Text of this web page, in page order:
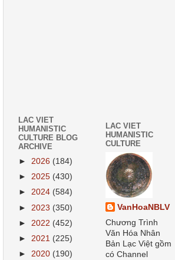
LAC VIET
HUMANISTIC
CULTURE BLOG
ARCHIVE
► 2026 (184)
► 2025 (430)
► 2024 (584)
► 2023 (350)
► 2022 (452)
► 2021 (225)
► 2020 (190)
LAC VIET
HUMANISTIC
CULTURE
VanHoaNBLV
Chương Trình
Văn Hóa Nhân
Bản Lạc Việt gồm
có Channel